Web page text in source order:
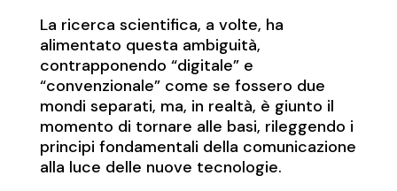
La ricerca scientifica, a volte, ha
alimentato questa ambiguità,
contrapponendo “digitale” e
“convenzionale” come se fossero due
mondi separati, ma, in realtà, è giunto il
momento di tornare alle basi, rileggendo i
principi fondamentali della comunicazione
alla luce delle nuove tecnologie.